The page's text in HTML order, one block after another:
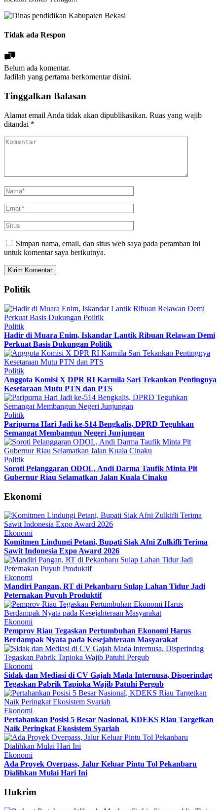
Tidak ada Respon
Belum ada komentar.
Jadilah yang pertama berkomentar disini.
Tinggalkan Balasan
Alamat email Anda tidak akan dipublikasikan. Ruas yang wajib
ditandai *
Simpan nama, email, dan situs web saya pada peramban ini
untuk komentar saya berikutnya.
Politik
Politik
Hadir di Muara Enim, Iskandar Lantik Ribuan Relawan Demi
Perkuat Basis Dukungan Politik
Politik
Anggota Komisi X DPR RI Karmila Sari Tekankan Pentingnya
Kesetaraan Mutu PTN dan PTS
Politik
Paripurna Hari Jadi ke-514 Bengkalis, DPRD Teguhkan
Semangat Membangun Negeri Junjungan
Politik
Soroti Pelanggaran ODOL, Andi Darma Taufik Minta Plt
Gubernur Riau Selamatkan Jalan Kuala Cinaku
Ekonomi
Ekonomi
Komitmen Lindungi Petani, Bupati Siak Afni Zulkifli Terima
Sawit Indonesia Expo Award 2026
Ekonomi
Mandiri Pangan, RT di Pekanbaru Sulap Lahan Tidur Jadi
Peternakan Puyuh Produktif
Ekonomi
Pemprov Riau Tegaskan Pertumbuhan Ekonomi Harus
Berdampak Nyata pada Kesejahteraan Masyarakat
Ekonomi
Sidak dan Mediasi di CV Gajah Mada Internusa, Disperindag
Tegaskan Pabrik Tapioka Wajib Patuhi Pergub
Ekonomi
Pertahankan Posisi 5 Besar Nasional, KDEKS Riau Targetkan
Naik Peringkat Ekosistem Syariah
Ekonomi
Ada Proyek Overpass, Jalur Keluar Pintu Tol Pekanbaru
Dialihkan Mulai Hari Ini
Hukrim